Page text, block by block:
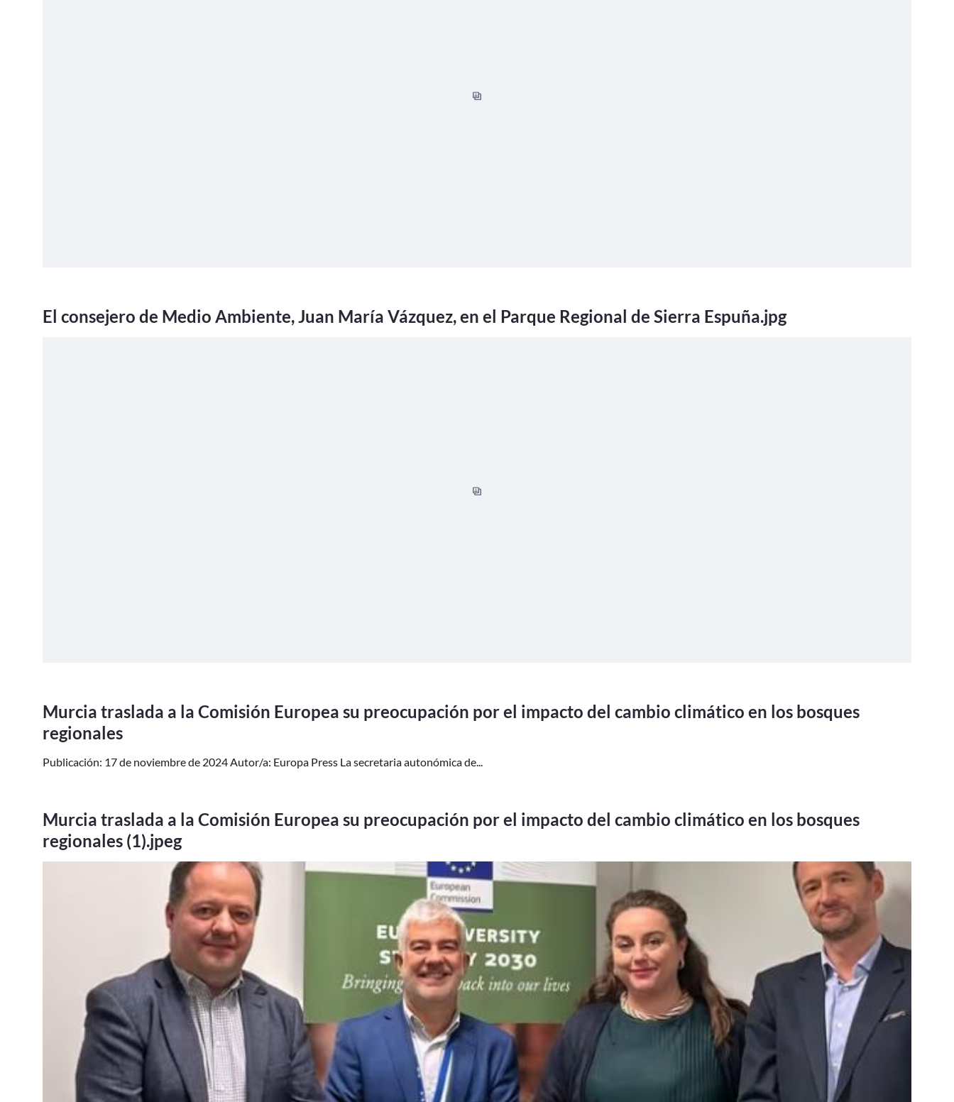
El consejero de Medio Ambiente, Juan María Vázquez, en el Parque Regional de Sierra Espuña.jpg
Murcia traslada a la Comisión Europea su preocupación por el impacto del cambio climático en los bosques
regionales
Publicación: 17 de noviembre de 2024 Autor/a: Europa Press La secretaria autonómica de...
Murcia traslada a la Comisión Europea su preocupación por el impacto del cambio climático en los bosques
regionales (1).jpeg